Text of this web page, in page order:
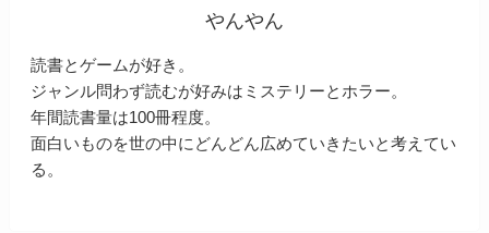
やんやん
読書とゲームが好き。
ジャンル問わず読むが好みはミステリーとホラー。
年間読書量は100冊程度。
面白いものを世の中にどんどん広めていきたいと考えてい
る。